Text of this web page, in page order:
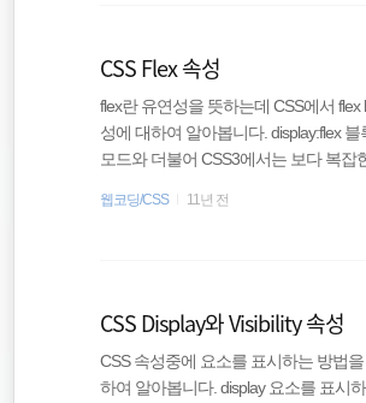
CSS Flex 속성
flex란 유연성을 뜻하는데 CSS에서
성에 대하여 알아봅니다. display:flex
모드와 더불어 CSS3에서는 보다 복잡
서 크기와 위치를 자동으로 조정하기
웹코딩/CSS 11년 전
CSS Display와 Visibility 속성
CSS 속성중에 요소를 표시하는 방법
하여 알아봅니다. display 요소를 표시